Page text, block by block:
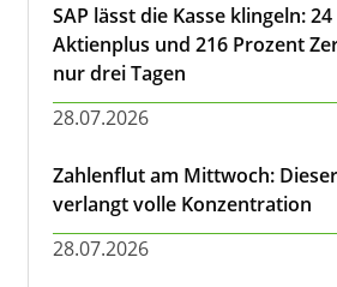
SAP lässt die Kasse klingeln:
Aktienplus und 216 Prozent
nur drei Tagen
28.07.2026
Zahlenflut am Mittwoch:
verlangt volle Konzentration
28.07.2026